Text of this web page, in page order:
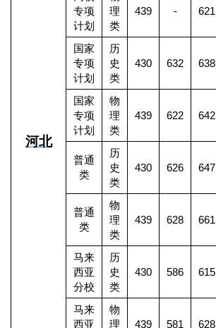
河北
专项
计划
理
类
439 - 621
国家
专项
计划
历
史
类
430 632 638
国家
专项
计划
物
理
类
439 622 642
普通
类
历
史
类
430 626 647
普通
类
物
理
类
439 628 661
马来
西亚
分校
历
史
类
430 586 615
马来
西亚
物
理
439 581 628